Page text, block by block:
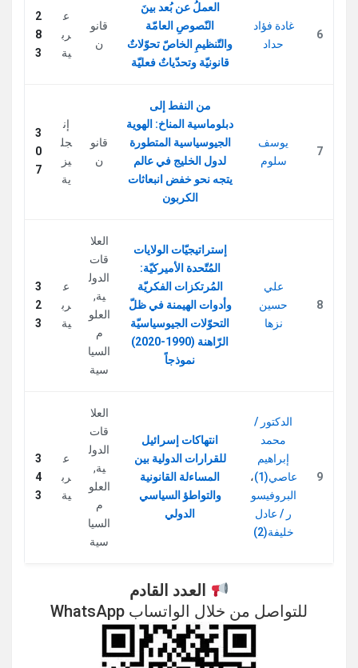
6
غادة فؤاد
حداد
العملُ عن بُعد بينَ
النّصوصِ العامّة
والتّنظيمِ الخاصّ تحوّلاتٌ
قانونيّة وتحدّياتٌ فعليّة
قانو
ن
ع
رب
ية
2
8
3
7
يوسف
سلوم
من النفط إلى
دبلوماسية المناخ: الهوية
الجيوسياسية المتطورة
لدول الخليج في عالم
يتجه نحو خفض انبعاثات
الكربون
قانو
ن
إن
جل
يز
ية
3
0
7
8
علي
حسين
نزها
إستراتيجيّات الولايات
المُتّحدة الأميركيّة:
المُرتكزات الفكريّة
وأدوات الهيمنة في ظلّ
التحوّلات الجيوسياسيّة
الرّاهنة (1990-2020)
نموذجاً
العلا
قات
الدول
ية,
العلو
م
السيا
سية
ع
رب
ية
3
2
3
9
الدكتور /
محمد
إبراهيم
عاصي(1)
،
البروفيسو
ر / عادل
خليفة(2)
انتهاكات إسرائيل
للقرارات الدولية بين
المساءلة القانونية
والتواطؤ السياسي
الدولي
العلا
قات
الدول
ية,
العلو
م
السيا
سية
ع
رب
ية
3
4
3
العدد القادم
للتواصل من خلال الواتساب WhatsApp